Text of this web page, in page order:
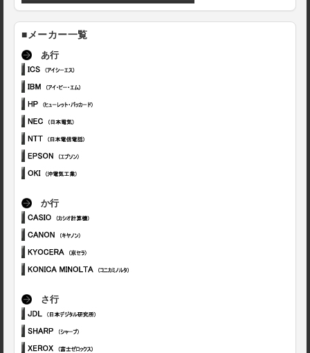
■メーカー一覧
あ行
か行
さ行